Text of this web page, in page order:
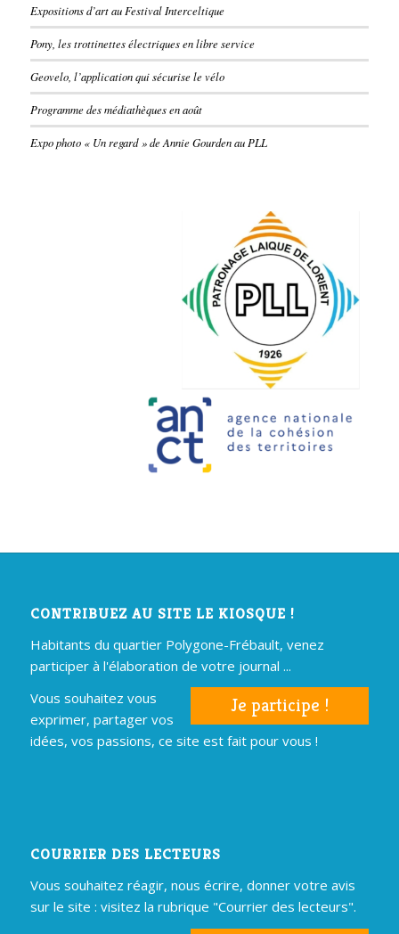
Expositions d’art au Festival Interceltique
Pony, les trottinettes électriques en libre service
Geovelo, l’application qui sécurise le vélo
Programme des médiathèques en août
Expo photo « Un regard » de Annie Gourden au PLL
CONTRIBUEZ AU SITE LE KIOSQUE !
Habitants du quartier Polygone-Frébault, venez
participer à l'élaboration de votre journal ...
Je participe !
Vous souhaitez vous
exprimer, partager vos
idées, vos passions, ce site est fait pour vous !
COURRIER DES LECTEURS
Vous souhaitez réagir, nous écrire, donner votre avis
sur le site : visitez la rubrique "Courrier des lecteurs".